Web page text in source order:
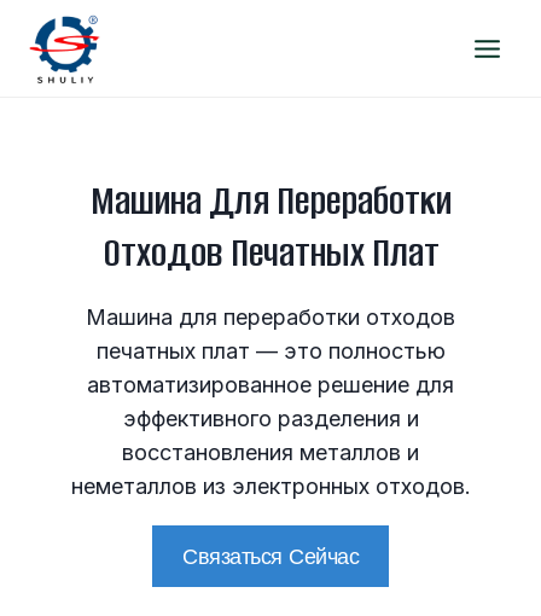
Перейти
содержимому
Машина Для Переработки
Отходов Печатных Плат
Машина для переработки отходов
печатных плат — это полностью
автоматизированное решение для
эффективного разделения и
восстановления металлов и
неметаллов из электронных отходов.
Связаться Сейчас